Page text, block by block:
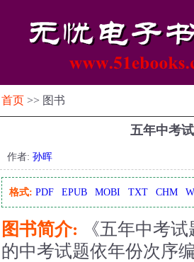
首页 >> 图书
五年中考
作者: 孙晖
格式: PDF EPUB MOBI TXT CHM
图书简介: 《五年中考
的中考试题依年份次序